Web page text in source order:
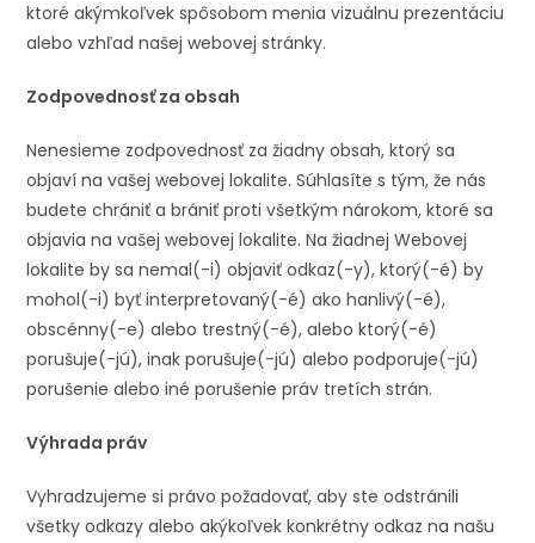
ktoré akýmkoľvek spôsobom menia vizuálnu prezentáciu
alebo vzhľad našej webovej stránky.
Zodpovednosť za obsah
Nenesieme zodpovednosť za žiadny obsah, ktorý sa
objaví na vašej webovej lokalite. Súhlasíte s tým, že nás
budete chrániť a brániť proti všetkým nárokom, ktoré sa
objavia na vašej webovej lokalite. Na žiadnej Webovej
lokalite by sa nemal(-i) objaviť odkaz(-y), ktorý(-é) by
mohol(-i) byť interpretovaný(-é) ako hanlivý(-é),
obscénny(-e) alebo trestný(-é), alebo ktorý(-é)
porušuje(-jú), inak porušuje(-jú) alebo podporuje(-jú)
porušenie alebo iné porušenie práv tretích strán.
Výhrada práv
Vyhradzujeme si právo požadovať, aby ste odstránili
všetky odkazy alebo akýkoľvek konkrétny odkaz na našu